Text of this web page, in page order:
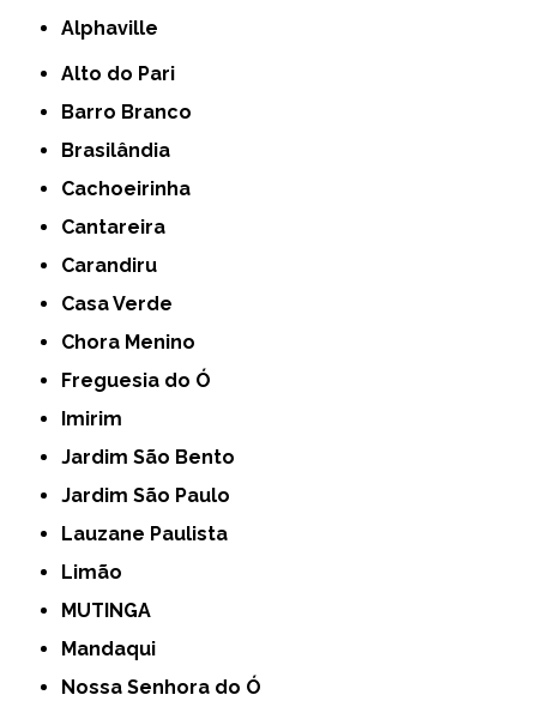
Alphaville
Alto do Pari
Barro Branco
Brasilândia
Cachoeirinha
Cantareira
Carandiru
Casa Verde
Chora Menino
Freguesia do Ó
Imirim
Jardim São Bento
Jardim São Paulo
Lauzane Paulista
Limão
MUTINGA
Mandaqui
Nossa Senhora do Ó